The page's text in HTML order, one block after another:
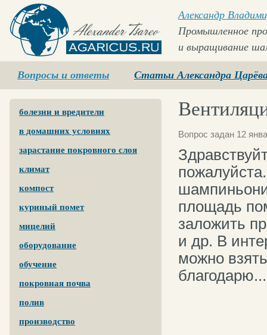
Agaricus.ru
Александр
Промышленное
и выращивание
Вопросы и ответы Статьи Александра
болезни и вредители
в домашних условиях
зарастание покровного слоя
климат
компост
куриный помет
мицелий
оборудование
обучение
покровная почва
полив
производство
Вопрос задан 12
площадь
заложить
и др. В
можно
благодарю...